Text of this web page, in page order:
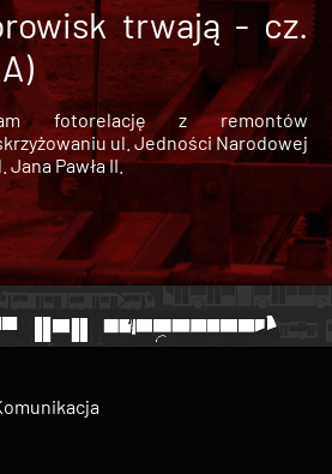
trwają - cz.
fotorelację z remontów
ul. Jedności Narodowej
Pawła II.